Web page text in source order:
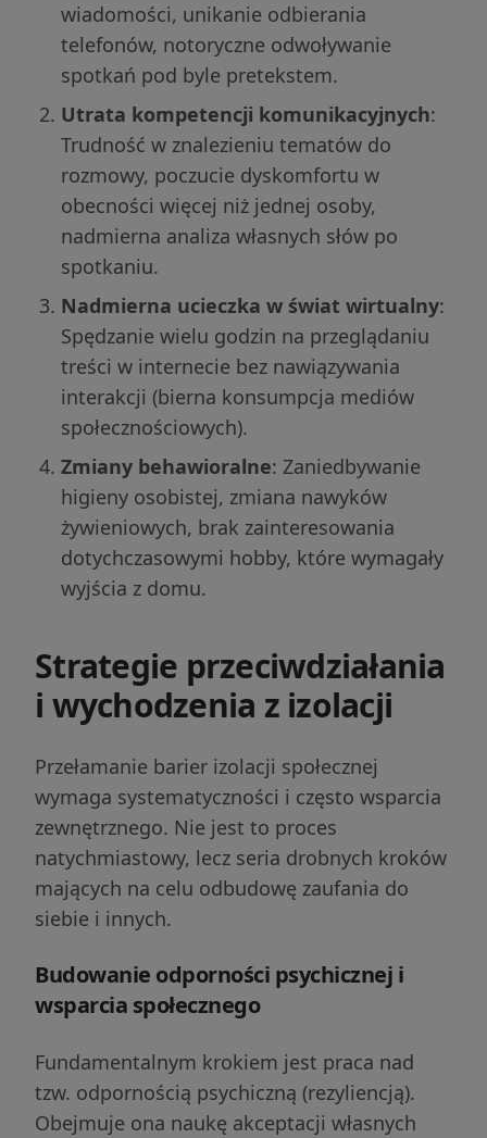
wiadomości, unikanie odbierania
telefonów, notoryczne odwoływanie
spotkań pod byle pretekstem.
Utrata kompetencji komunikacyjnych:
Trudność w znalezieniu tematów do
rozmowy, poczucie dyskomfortu w
obecności więcej niż jednej osoby,
nadmierna analiza własnych słów po
spotkaniu.
Nadmierna ucieczka w świat wirtualny:
Spędzanie wielu godzin na przeglądaniu
treści w internecie bez nawiązywania
interakcji (bierna konsumpcja mediów
społecznościowych).
Zmiany behawioralne: Zaniedbywanie
higieny osobistej, zmiana nawyków
żywieniowych, brak zainteresowania
dotychczasowymi hobby, które wymagały
wyjścia z domu.
Strategie przeciwdziałania
i wychodzenia z izolacji
Przełamanie barier izolacji społecznej
wymaga systematyczności i często wsparcia
zewnętrznego. Nie jest to proces
natychmiastowy, lecz seria drobnych kroków
mających na celu odbudowę zaufania do
siebie i innych.
Budowanie odporności psychicznej i
wsparcia społecznego
Fundamentalnym krokiem jest praca nad
tzw. odpornością psychiczną (rezyliencją).
Obejmuje ona naukę akceptacji własnych